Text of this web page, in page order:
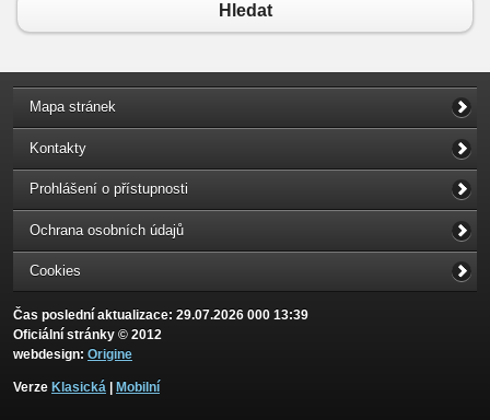
Hledat
Mapa stránek
Kontakty
Prohlášení o přístupnosti
Ochrana osobních údajů
Cookies
Čas poslední aktualizace: 29.07.2026 000 13:39
Oficiální stránky © 2012
webdesign: Origine
Verze Klasická Mobilní